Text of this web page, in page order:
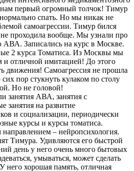
нам первый огромный толчок! Тимур
нормально спать. Но мы никак не
самоагрессии. Тимур бился
проходила вообще. Мы узнали про
АВА. Записались на курс в Москве.
2 курса Томатиса. Из Москвы мы
и отличной имитацией! До этого
движения! Самоагрессия не прошла
пор стукнуть кулаком по столу
Но не головой!
занятия АВА, занятия с
занятия на развитие
и социализации, периодически
курсы и курсы томатиса.
– нейропсихология.
Тимура. Удивляются его быстрой
день у него очень много бытовых
умываться, может сделать
него хорошая память, отличная